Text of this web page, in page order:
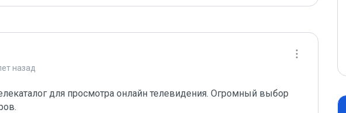
назад
для просмотра онлайн телевидения. Огромный выбор